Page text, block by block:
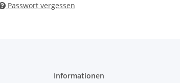
Passwort vergessen
Informationen